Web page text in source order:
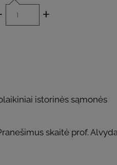
+
istorinės sąmonės
skaitė prof.